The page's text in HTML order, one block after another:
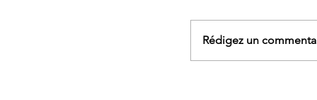
Rédigez un